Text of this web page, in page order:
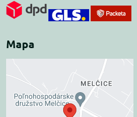
Mapa
Externý obsah je
blokovaný Voľbami
súkromia